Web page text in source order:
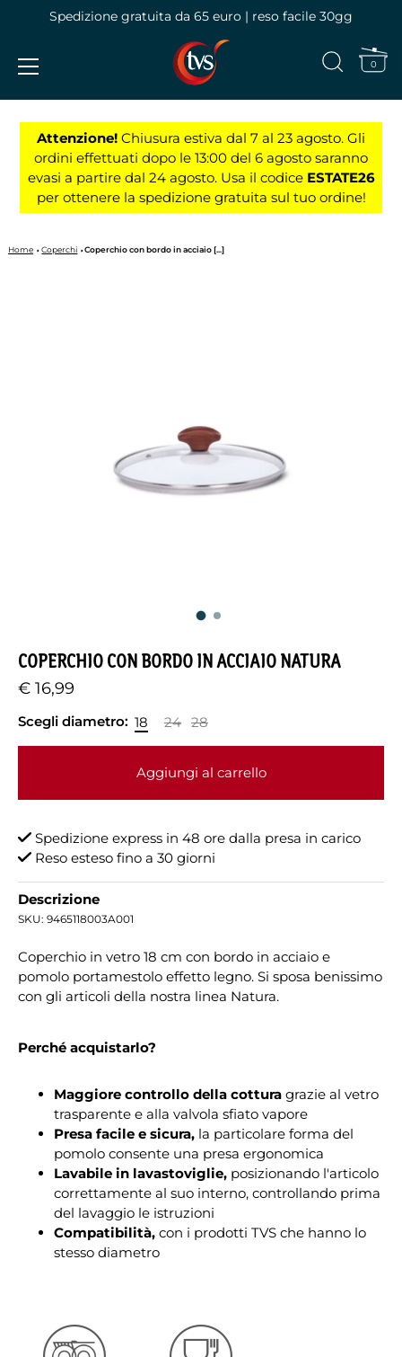
contenuto
Spedizione gratuita da 65 euro | reso facile 30gg
0
Attenzione! Chiusura estiva dal 7 al 23 agosto. Gli
ordini effettuati dopo le 13:00 del 6 agosto saranno
evasi a partire dal 24 agosto. Usa il codice ESTATE26
per ottenere la spedizione gratuita sul tuo ordine!
Home Coperchi Coperchio con bordo in acciaio [...]
COPERCHIO CON BORDO IN ACCIAIO NATURA
€ 16,99
Scegli diametro: 18 24 28
Aggiungi al carrello
Spedizione express in 48 ore dalla presa in carico
Reso esteso fino a 30 giorni
Descrizione
SKU: 9465118003A001
Coperchio in vetro 18 cm con bordo in acciaio e
pomolo portamestolo effetto legno. Si sposa benissimo
con gli articoli della nostra linea Natura.
Perché acquistarlo?
Maggiore controllo della cottura grazie al vetro
trasparente e alla valvola sfiato vapore
Presa facile e sicura, la particolare forma del
pomolo consente una presa ergonomica
Lavabile in lavastoviglie, posizionando l'articolo
correttamente al suo interno, controllando prima
del lavaggio le istruzioni
Compatibilità, con i prodotti TVS che hanno lo
stesso diametro